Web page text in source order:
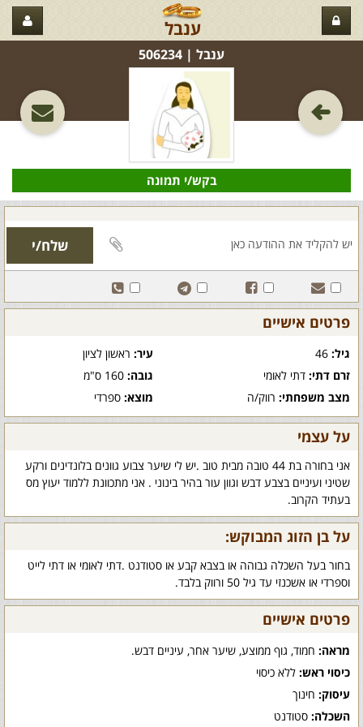
ענבל
ענבל‏ | 506234
בקש/י תמונה
פרטים אישיים
גיל: עיר:ראשון לציון
זרם דתי: דתי לאומי גובה:160 ס"מ
מצב משפחתי: רווק/ה מוצא:ספרדי
על עצמי
אני בחורה בת 44 טובה מבית טוב .יש לי שיער צבוע גוונים בלונדינים ורקע
שטיני ועיניים בצבע דבש וגוון עור בהיר בינוני . אני מתכוונת ללמוד יעוץ מס
בעתיד הקרוב.
על בן הזוג המבוקש:
בחור בעל השכלה גבוהה או בצבא קבע או סטודנט .דתי לאומי או דתי לייט
וספרדי או אשכנזי עד גיל 50 ורווק בלבד.
פרטים אישיים
מראה: חמוד, גוף ממוצע, שיער אחר, עיניים דבש.
כיסוי ראש: ללא כיסוי
עיסוק: חינוך
השכלה: סטודנט